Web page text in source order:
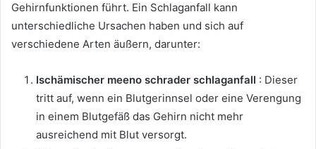
Gehirnfunktionen führt. Ein Schlaganfall kann
unterschiedliche Ursachen haben und sich auf
verschiedene Arten äußern, darunter:
Ischämischer meeno schrader schlaganfall : Dieser
tritt auf, wenn ein Blutgerinnsel oder eine Verengung
in einem Blutgefäß das Gehirn nicht mehr
ausreichend mit Blut versorgt.